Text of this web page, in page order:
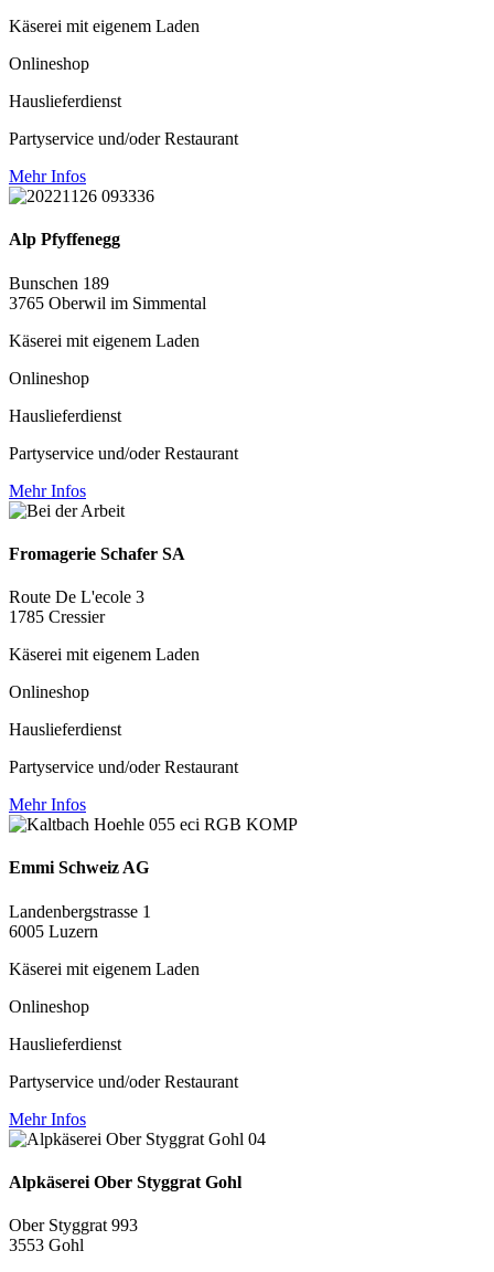
Käserei mit eigenem Laden
Onlineshop
Hauslieferdienst
Partyservice und/oder Restaurant
Mehr Infos
Alp Pfyffenegg
Bunschen 189
3765 Oberwil im Simmental
Käserei mit eigenem Laden
Onlineshop
Hauslieferdienst
Partyservice und/oder Restaurant
Mehr Infos
Fromagerie Schafer SA
Route De L'ecole 3
1785 Cressier
Käserei mit eigenem Laden
Onlineshop
Hauslieferdienst
Partyservice und/oder Restaurant
Mehr Infos
Emmi Schweiz AG
Landenbergstrasse 1
6005 Luzern
Käserei mit eigenem Laden
Onlineshop
Hauslieferdienst
Partyservice und/oder Restaurant
Mehr Infos
Alpkäserei Ober Styggrat Gohl
Ober Styggrat 993
3553 Gohl